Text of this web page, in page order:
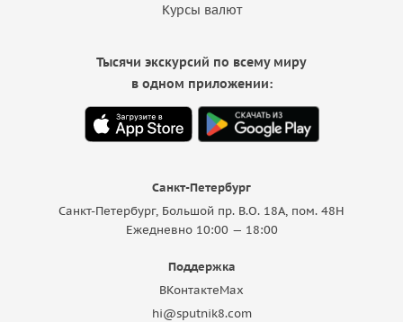
Курсы валют
Санкт-Петербург
Санкт-Петербург, Большой пр. В.О. 18A, пом. 48Н
Ежедневно 10:00 — 18:00
Поддержка
ВКонтактеMax
hi@sputnik8.com
Тысячи экскурсий по всему миру
в одном приложении: